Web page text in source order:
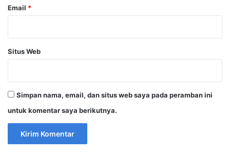
Email *
Situs Web
Simpan nama, email, dan situs web saya pada peramban ini
untuk komentar saya berikutnya.